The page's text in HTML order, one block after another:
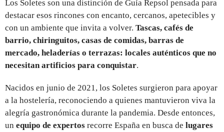
Los Soletes son una distinción de Guía Repsol pensada para
destacar esos rincones con encanto, cercanos, apetecibles y
con un ambiente que invita a volver. Tascas, cafés de
barrio, chiringuitos, casas de comidas, barras de
mercado, heladerías o terrazas: locales auténticos que no
necesitan artificios para conquistar.
Nacidos en junio de 2021, los Soletes surgieron para apoyar
a la hostelería, reconociendo a quienes mantuvieron viva la
alegría gastronómica durante la pandemia. Desde entonces,
un equipo de expertos recorre España en busca de lugares